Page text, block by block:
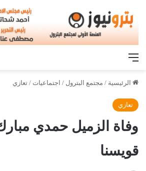
القائمة
الرئيسية / مجتمع البترول / اجتماعيات / تعازي
تعازي
وفاة الزميل حمدي
قويسنا